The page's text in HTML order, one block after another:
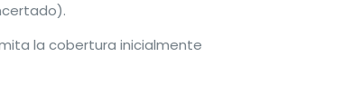
la cobertura inicialmente